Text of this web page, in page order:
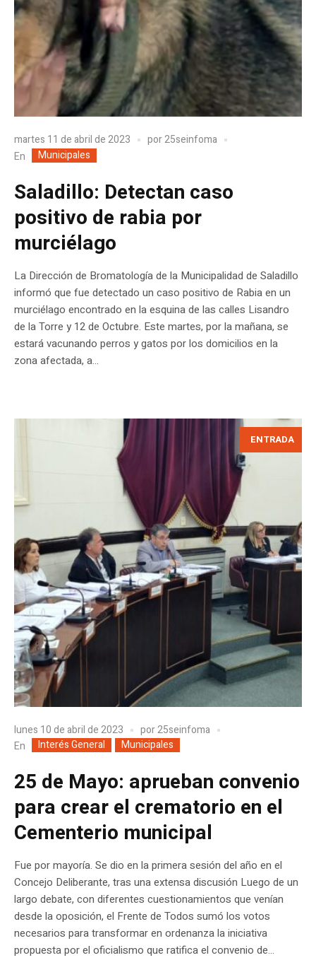
martes 11 de abril de 2023 por25seinfoma
En
Municipales
Saladillo: Detectan caso
positivo de rabia por
murciélago
La Dirección de Bromatología de la Municipalidad de Saladillo
informó que fue detectado un caso positivo de Rabia en un
murciélago encontrado en la esquina de las calles Lisandro
de la Torre y 12 de Octubre. Este martes, por la mañana, se
estará vacunando perros y gatos por los domicilios en la
zona afectada, a...
ENTRADA
lunes 10 de abril de 2023 por25seinfoma
En
Interés General Municipales
25 de Mayo: aprueban convenio
para crear el crematorio en el
Cementerio municipal
Fue por mayoría. Se dio en la primera sesión del año en el
Concejo Deliberante, tras una extensa discusión Luego de un
largo debate, con diferentes cuestionamientos que venían
desde la oposición, el Frente de Todos sumó los votos
necesarios para transformar en ordenanza la iniciativa
propuesta por el oficialismo que ratifica el convenio de...